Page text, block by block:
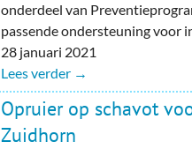
onderdeel van
passende ondersteuning voor
28 januari 2021
Lees verder →
Opruier op schavot
Zuidhorn